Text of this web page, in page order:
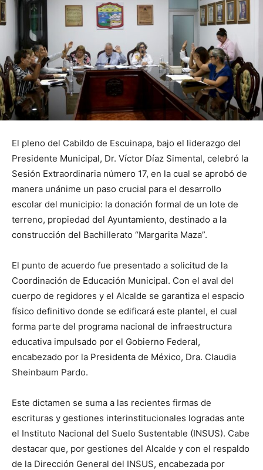
El pleno del Cabildo de Escuinapa, bajo el liderazgo del
Presidente Municipal, Dr. Víctor Díaz Simental, celebró la
Sesión Extraordinaria número 17, en la cual se aprobó de
manera unánime un paso crucial para el desarrollo
escolar del municipio: la donación formal de un lote de
terreno, propiedad del Ayuntamiento, destinado a la
construcción del Bachillerato “Margarita Maza”.
El punto de acuerdo fue presentado a solicitud de la
Coordinación de Educación Municipal. Con el aval del
cuerpo de regidores y el Alcalde se garantiza el espacio
físico definitivo donde se edificará este plantel, el cual
forma parte del programa nacional de infraestructura
educativa impulsado por el Gobierno Federal,
encabezado por la Presidenta de México, Dra. Claudia
Sheinbaum Pardo.
Este dictamen se suma a las recientes firmas de
escrituras y gestiones interinstitucionales logradas ante
el Instituto Nacional del Suelo Sustentable (INSUS). Cabe
destacar que, por gestiones del Alcalde y con el respaldo
de la Dirección General del INSUS, encabezada por